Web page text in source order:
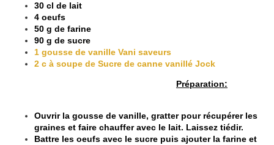
30 cl de lait
4 oeufs
50 g de farine
90 g de sucre
1 gousse de vanille Vani saveurs
2 c à soupe de Sucre de canne vanillé Jock
Préparation:
Ouvrir la gousse de vanille, gratter pour récupérer les
graines et faire chauffer avec le lait. Laissez tiédir.
Battre les oeufs avec le sucre puis ajouter la farine et